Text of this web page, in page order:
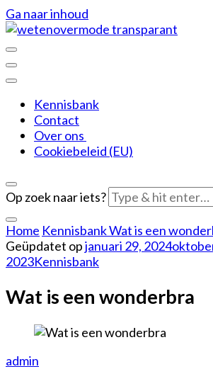
Ga naar inhoud
Weten over mode
Kennisbank
Contact
Over ons
Cookiebeleid (EU)
Op zoek naar iets?
Home KennisbankWat is een
Geüpdatet opjanuari 29, 2024
2023Kennisbank
Wat is een wonderbra
admin